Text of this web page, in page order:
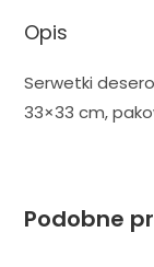
Opis
Serwetki
33×33 cm,
Podobne